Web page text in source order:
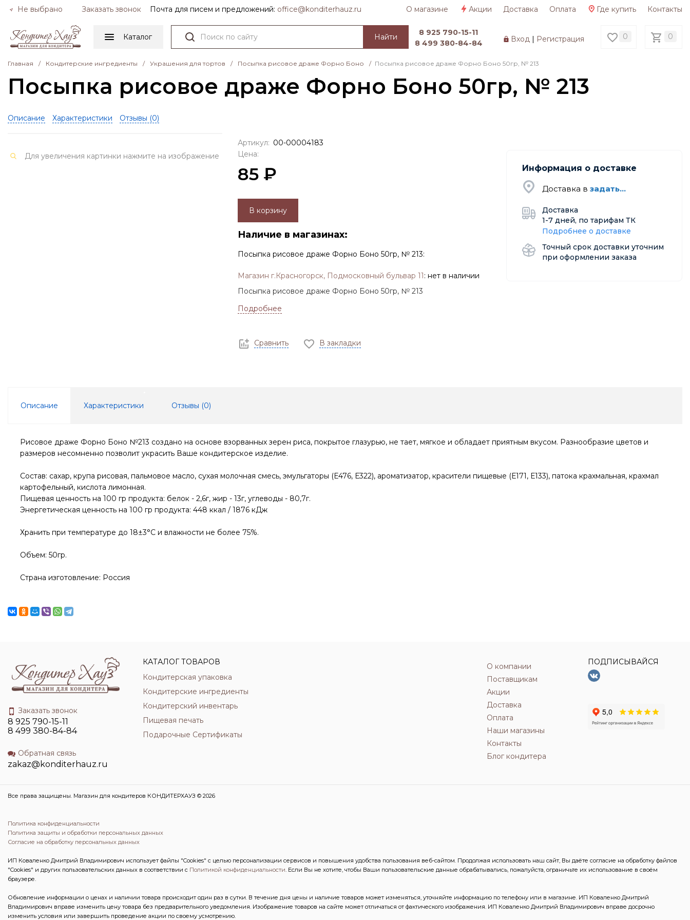
Не выбрано Заказать звонок Почта для писем и предложений: officе@konditerhauz.ru О магазине Акции Доставка Оплата Где купить Контакты
Каталог Вход| Регистрация 0 0
Найти
8 925 790-15-11
8 499 380-84-84
Главная / Кондитерские ингредиенты / Украшения для тортов / Посыпка рисовое драже Форно Боно / Посыпка рисовое драже Форно Боно 50гр, № 213
Посыпка рисовое драже Форно Боно 50гр, № 213
Описание Характеристики Отзывы (0)
Для увеличения картинки нажмите на изображение
Артикул: 00-00004183
Цена:
85 ₽
В корзину
Наличие в магазинах:
Посыпка рисовое драже Форно Боно 50гр, № 213:
Магазин г.Красногорск, Подмосковный бульвар 11: нет в наличии
Информация о доставке
Доставка в задать...
Доставка
1-7 дней, по тарифам ТК
Подробнее о доставке
Точный срок доставки уточним
при оформлении заказа
Посыпка рисовое драже Форно Боно 50гр, № 213
Подробнее
Сравнить В закладки
Описание Характеристики Отзывы (0)
Рисовое драже Форно Боно №213 создано на основе взорванных зерен риса, покрытое глазурью, не тает, мягкое и обладает приятным вкусом. Разнообразие цветов и
размеров несомненно позволит украсить Ваше кондитерское изделие.
Состав: сахар, крупа рисовая, пальмовое масло, сухая молочная смесь, эмульгаторы (Е476, Е322), ароматизатор, красители пищевые (Е171, Е133), патока крахмальная, крахмал
картофельный, кислота лимонная.
Пищевая ценность на 100 гр продукта: белок - 2,6г, жир - 13г, углеводы - 80,7г.
Энергетическая ценность на 100 гр продукта: 448 ккал / 1876 кДж
Хранить при температуре до 18±3°С и влажности не более 75%.
Объем: 50гр.
Страна изготовление: Россия
Заказать звонок
8 925 790-15-11
8 499 380-84-84
Обратная связь
zakaz@konditerhauz.ru
КАТАЛОГ ТОВАРОВ
Кондитерская упаковка
Кондитерские ингредиенты
Кондитерский инвентарь
Пищевая печать
Подарочные Сертификаты
О компании
Поставщикам
Акции
Доставка
Оплата
Наши магазины
Контакты
Блог кондитера
ПОДПИСЫВАЙСЯ
Все права защищены. Магазин для кондитеров КОНДИТЕРХАУЗ © 2026
Политика конфиденциальности
Политика защиты и обработки персональных данных
Согласие на обработку персональных данных
ИП Коваленко Дмитрий Владимирович использует файлы "Cookies" с целью персонализации сервисов и повышения удобства пользования веб-сайтом. Продолжая использовать наш сайт, Вы даёте согласие на обработку файлов
"Cookies" и других пользовательских данных в соответствии с Политикой конфиденциальности. Если Вы не хотите, чтобы Ваши пользовательские данные обрабатывались, пожалуйста, ограничьте их использование в своём
браузере.
Обновление информации о ценах и наличии товара происходит один раз в сутки. В течение дня цены и наличие товаров может изменяться, уточняйте информацию по телефону или в магазине. ИП Коваленко Дмитрий
Владимирович вправе изменить цену товара без предварительного уведомления. Изображение товаров на сайте может отличаться от фактического изображения. ИП Коваленко Дмитрий Владимирович вправе досрочно
изменить условия или завершить проведение акции по своему усмотрению.